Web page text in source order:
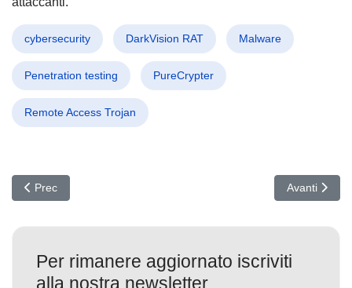
cybersecurity DarkVision RAT Malware
Penetration testing PureCrypter
Remote Access Trojan
Articolo precedente: EDRSilencer: L'Arma Segreta degli Hacker
Prec Articolo
Avanti
Per rimanere aggiornato iscriviti
alla nostra newsletter